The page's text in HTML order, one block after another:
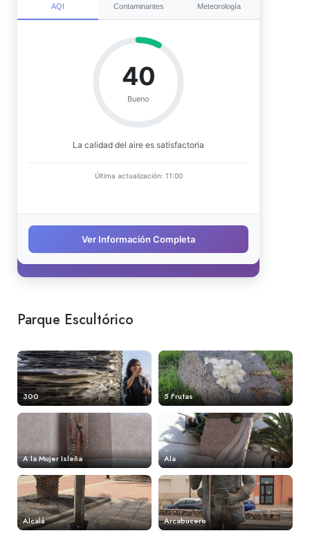
Parque Escultórico
300 5 Frutas
A la Mujer Isleña Ala
Alcalá Arcabucero